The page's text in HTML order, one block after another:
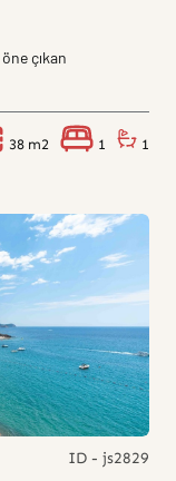
çıkan
38 1 1
ID - js2829